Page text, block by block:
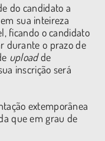
do candidato a
sua inteireza
ficando o candidato
durante o prazo de
uploadde
inscrição será
extemporânea
que em grau de